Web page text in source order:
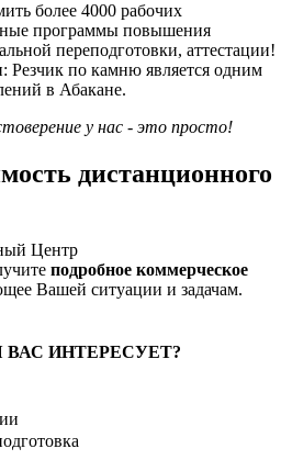
более 4000 рабочих
программы повышения
переподготовки, аттестации!
Резчик по камню является одним
в Абакане.
у нас - это просто!
дистанционного
подробное коммерческое
Вашей ситуации и задачам.
ИНТЕРЕСУЕТ?